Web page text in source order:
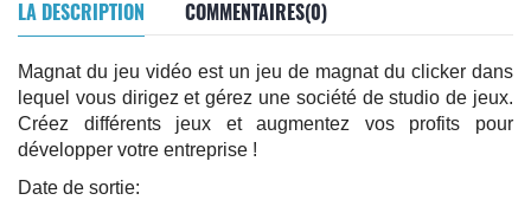
LA DESCRIPTION COMMENTAIRES(0)
Magnat du jeu vidéo est un jeu de magnat du clicker dans
lequel vous dirigez et gérez une société de studio de jeux.
Créez différents jeux et augmentez vos profits pour
développer votre entreprise !
Date de sortie: